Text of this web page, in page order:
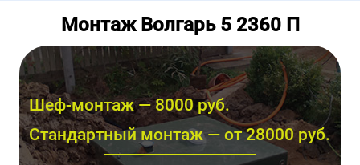
Монтаж Волгарь 5 2360 П
Шеф-монтаж — 8000 руб.
Стандартный монтаж — от 28000 руб.